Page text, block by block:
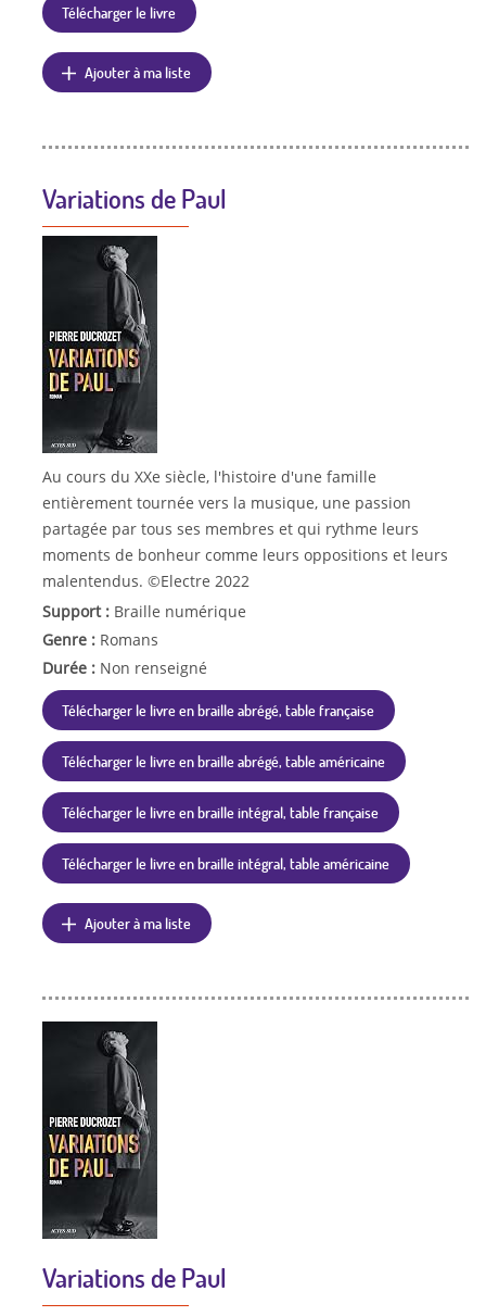
Télécharger le livre
Ajouter à ma liste
Variations de Paul
Au cours du XXe siècle, l'histoire d'une famille
entièrement tournée vers la musique, une passion
partagée par tous ses membres et qui rythme leurs
moments de bonheur comme leurs oppositions et leurs
malentendus. ©Electre 2022
Support : Braille numérique
Genre : Romans
Durée : Non renseigné
Télécharger le livre en braille abrégé, table française
Télécharger le livre en braille abrégé, table américaine
Télécharger le livre en braille intégral, table française
Télécharger le livre en braille intégral, table américaine
Ajouter à ma liste
Variations de Paul